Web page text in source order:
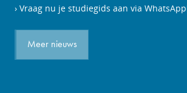
Vraag nu je studiegids aan via
Meer nieuws